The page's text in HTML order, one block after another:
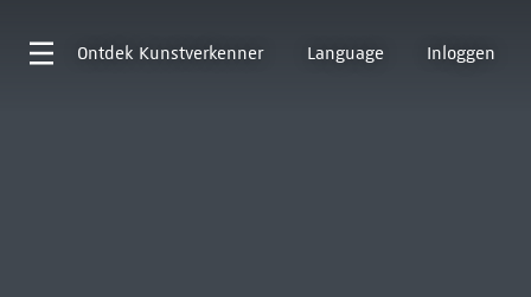
Ontdek Kunstverkenner Language Inloggen